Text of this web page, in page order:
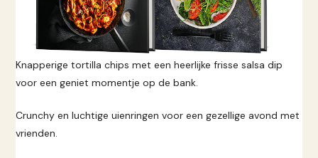
Knapperige tortilla chips met een heerlijke frisse salsa dip
voor een geniet momentje op de bank.
Crunchy en luchtige uienringen voor een gezellige avond met
vrienden.